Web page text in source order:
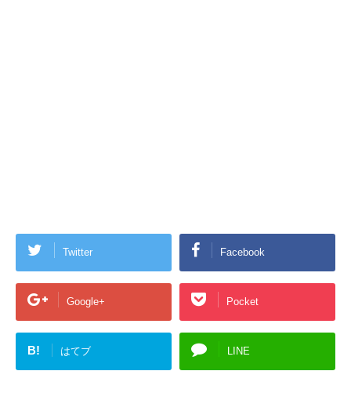
Twitter Facebook
Google+ Pocket
B! はてブ LINE